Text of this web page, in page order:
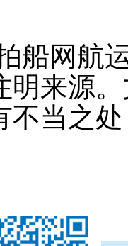
船网航
明来源
不当之